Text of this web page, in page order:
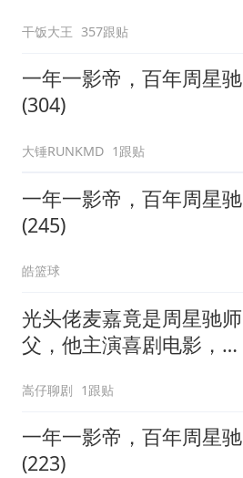
干饭大王 357跟贴
一年一影帝，百年周星驰
(304)
大锤RUNKMD 1跟贴
一年一影帝，百年周星驰
(245)
皓篮球
光头佬麦嘉竟是周星驰师
父，他主演喜剧电影，承
嵩仔聊剧 1跟贴
一年一影帝，百年周星驰
(223)